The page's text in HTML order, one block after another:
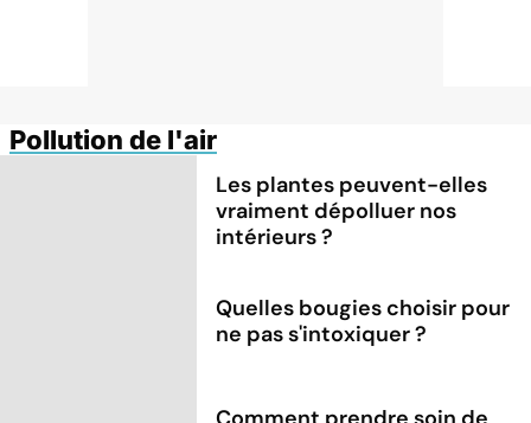
Pollution de l'air
Les plantes peuvent-elles
vraiment dépolluer nos
intérieurs ?
Quelles bougies choisir pour
ne pas s'intoxiquer ?